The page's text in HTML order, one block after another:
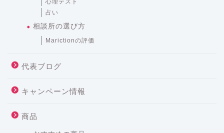
心理テスト
占い
相談所の選び方
Marictionの評価
代表ブログ
キャンペーン情報
商品